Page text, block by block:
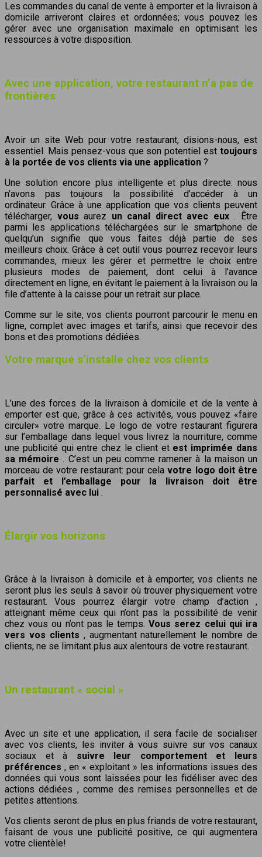
Les commandes du canal de vente à emporter et la livraison à
domicile arriveront claires et ordonnées; vous pouvez les
gérer avec une organisation maximale en optimisant les
ressources à votre disposition.
Avec une application, votre restaurant n’a pas de
frontières
Avoir un site Web pour votre restaurant, disions-nous, est
essentiel. Mais pensez-vous que son potentiel est toujours
à la portée de vos clients via une application ?
Une solution encore plus intelligente et plus directe: nous
n’avons pas toujours la possibilité d’accéder à un
ordinateur. Grâce à une application que vos clients peuvent
télécharger, vous aurez un canal direct avec eux. Être
parmi les applications téléchargées sur le smartphone de
quelqu’un signifie que vous faites déjà partie de ses
meilleurs choix. Grâce à cet outil vous pourrez recevoir leurs
commandes, mieux les gérer et permettre le choix entre
plusieurs modes de paiement, dont celui à l’avance
directement en ligne, en évitant le paiement à la livraison ou la
file d’attente à la caisse pour un retrait sur place.
Comme sur le site, vos clients pourront parcourir le menu en
ligne, complet avec images et tarifs, ainsi que recevoir des
bons et des promotions dédiées.
Votre marque s’installe chez vos clients
L’une des forces de la livraison à domicile et de la vente à
emporter est que, grâce à ces activités, vous pouvez «faire
circuler» votre marque. Le logo de votre restaurant figurera
sur l’emballage dans lequel vous livrez la nourriture, comme
une publicité qui entre chez le client et est imprimée dans
sa mémoire . C’est un peu comme ramener à la maison un
morceau de votre restaurant: pour celavotre logo doit être
parfait et l’emballage pour la livraison doit être
personnalisé avec lui .
Élargir vos horizons
Grâce à la livraison à domicile et à emporter, vos clients ne
seront plus les seuls à savoir où trouver physiquement votre
restaurant. Vous pourrez élargir votre champ d’action ,
atteignant même ceux qui n’ont pas la possibilité de venir
chez vous ou n’ont pas le temps.Vous serez celui qui ira
vers vos clients , augmentant naturellement le nombre de
clients, ne se limitant plus aux alentours de votre restaurant.
Un restaurant « social »
Avec un site et une application, il sera facile de socialiser
avec vos clients, les inviter à vous suivre sur vos canaux
sociaux et à suivre leur comportement et leurs
préférences , en « exploitant » les informations issues des
données qui vous sont laissées pour les fidéliser avec des
actions dédiées , comme des remises personnelles et de
petites attentions.
Vos clients seront de plus en plus friands de votre restaurant,
faisant de vous une publicité positive, ce qui augmentera
votre clientèle!